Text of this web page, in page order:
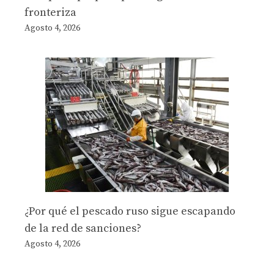
fronteriza
Agosto 4, 2026
¿Por qué el pescado ruso sigue escapando
de la red de sanciones?
Agosto 4, 2026